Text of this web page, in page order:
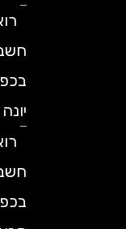
רואה
חשבון
בכפר
רואה
חשבון
בכפר